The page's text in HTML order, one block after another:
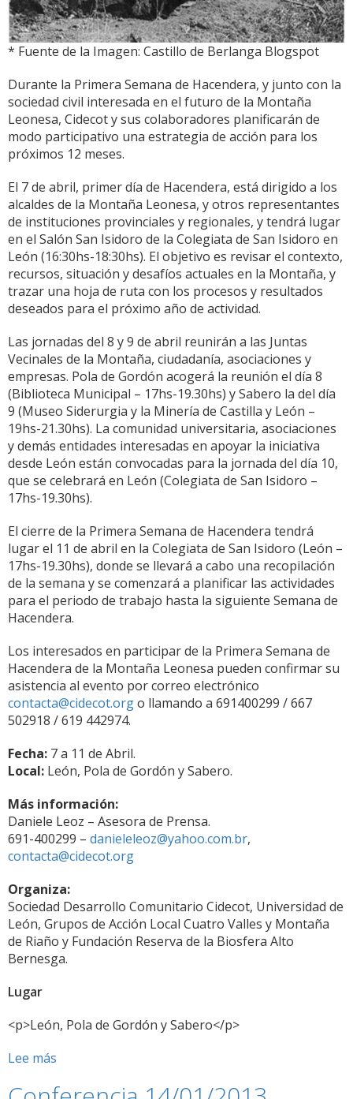
* Fuente de la Imagen: Castillo de Berlanga Blogspot
Durante la Primera Semana de Hacendera, y junto con la
sociedad civil interesada en el futuro de la Montaña
Leonesa, Cidecot y sus colaboradores planificarán de
modo participativo una estrategia de acción para los
próximos 12 meses.
El 7 de abril, primer día de Hacendera, está dirigido a los
alcaldes de la Montaña Leonesa, y otros representantes
de instituciones provinciales y regionales, y tendrá lugar
en el Salón San Isidoro de la Colegiata de San Isidoro en
León (16:30hs-18:30hs). El objetivo es revisar el contexto,
recursos, situación y desafíos actuales en la Montaña, y
trazar una hoja de ruta con los procesos y resultados
deseados para el próximo año de actividad.
Las jornadas del 8 y 9 de abril reunirán a las Juntas
Vecinales de la Montaña, ciudadanía, asociaciones y
empresas. Pola de Gordón acogerá la reunión el día 8
(Biblioteca Municipal – 17hs-19.30hs) y Sabero la del día
9 (Museo Siderurgia y la Minería de Castilla y León –
19hs-21.30hs). La comunidad universitaria, asociaciones
y demás entidades interesadas en apoyar la iniciativa
desde León están convocadas para la jornada del día 10,
que se celebrará en León (Colegiata de San Isidoro –
17hs-19.30hs).
El cierre de la Primera Semana de Hacendera tendrá
lugar el 11 de abril en la Colegiata de San Isidoro (León –
17hs-19.30hs), donde se llevará a cabo una recopilación
de la semana y se comenzará a planificar las actividades
para el periodo de trabajo hasta la siguiente Semana de
Hacendera.
Los interesados en participar de la Primera Semana de
Hacendera de la Montaña Leonesa pueden confirmar su
asistencia al evento por correo electrónico
contacta@cidecot.orgo llamando a 691400299 / 667
502918 / 619 442974.
Fecha: 7 a 11 de Abril.
Local: León, Pola de Gordón y Sabero.
Más información:
Daniele Leoz – Asesora de Prensa.
691-400299 – danieleleoz@yahoo.com.br,
contacta@cidecot.org
Organiza:
Sociedad Desarrollo Comunitario Cidecot, Universidad de
León, Grupos de Acción Local Cuatro Valles y Montaña
de Riaño y Fundación Reserva de la Biosfera Alto
Bernesga.
Lugar
<p>León, Pola de Gordón y Sabero</p>
Lee más
Universidad